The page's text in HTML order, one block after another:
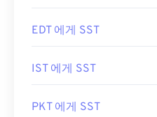
EDT 에게 SST
IST 에게 SST
PKT 에게 SST